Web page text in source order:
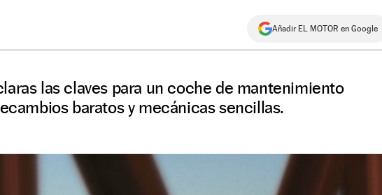
Añadir EL MOTOR en Google
las claves para un coche de mantenimiento
baratos y mecánicas sencillas.